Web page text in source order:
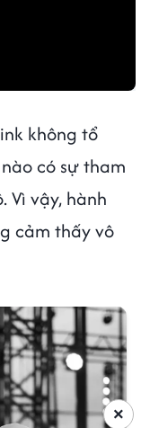
không tổ
có sự tham
vậy, hành
cảm thấy vô
×